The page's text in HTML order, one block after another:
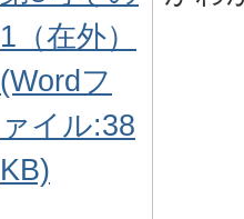
1（在外）
(Wordフ
ァイル:38
KB)